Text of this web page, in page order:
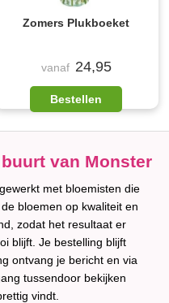
Zomers Plukboeket
vanaf 24,95
Bestellen
van Monster
met bloemisten die
bloemen op kwaliteit en
zodat het resultaat er
blijft. Je bestelling blijft
ontvang je bericht en via
tussendoor bekijken
vindt.